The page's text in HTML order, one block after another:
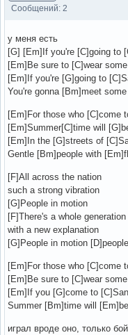
Сообщений: 2
у меня есть
[G] [Em]If you're [C]going to
[Em]Be sure to [C]wear
[Em]If you're [G]going to
You're gonna [Bm]meet
[Em]For those who [C]come
[Em]Summer[C]time will
[Em]In the [G]streets of
Gentle [Bm]people with
[F]All across the nation
such a strong vibration
[G]People in motion
[F]There's a whole generation
with a new explanation
[G]People in motion
[Em]For those who [C]come
[Em]Be sure to [C]wear
[Em]If you [G]come to
Summer [Bm]time will
играл вроде оно, только